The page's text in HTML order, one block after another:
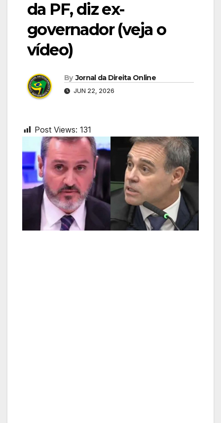
da PF, diz ex-
governador (veja o
vídeo)
By Jornal da Direita Online
JUN 22, 2026
Post Views: 131